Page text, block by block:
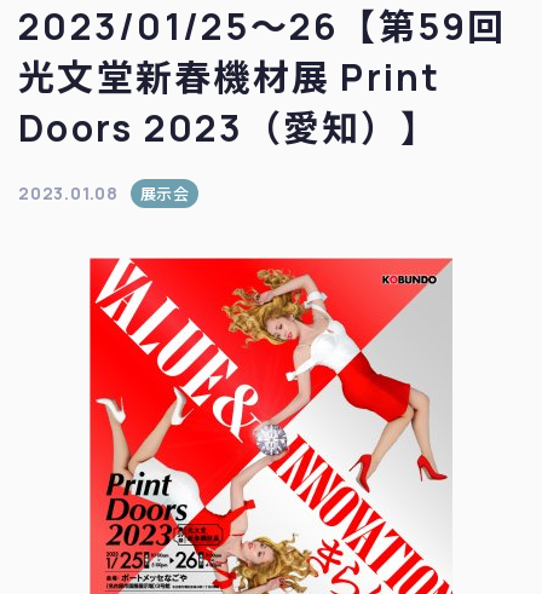
2023/01/25～26【第59回
光文堂新春機材展 Print
Doors 2023（愛知）】
2023.01.08 展示会